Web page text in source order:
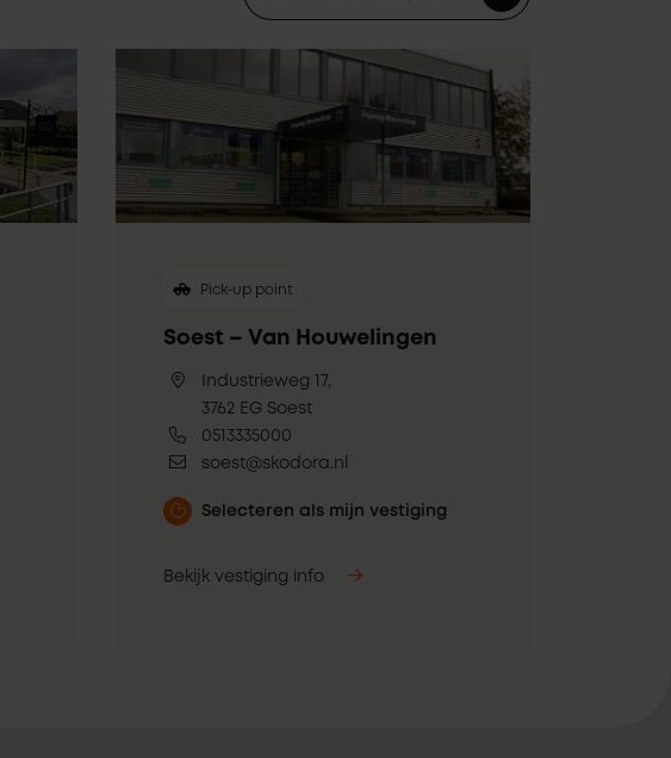
Pick-up point
Soest – Van Houwelingen
Industrieweg 17,
3762 EG Soest
0513335000
soest@skodora.nl
Selecteren als mijn vestiging
Bekijk vestiging info